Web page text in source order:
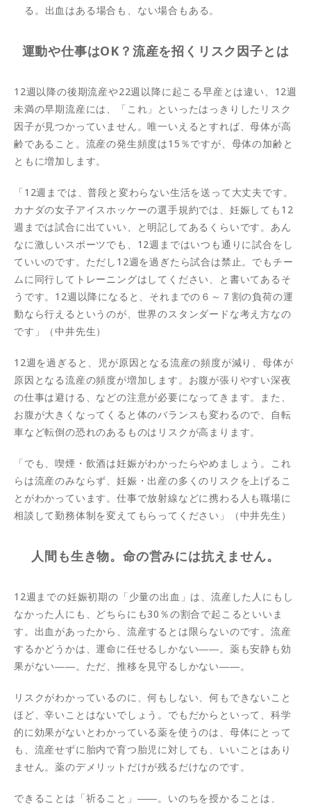
る。出血はある場合も、ない場合もある。
運動や仕事はOK？流産を招くリスク因子とは
12週以降の後期流産や22週以降に起こる早産とは違い、12週
未満の早期流産には、「これ」といったはっきりしたリスク
因子が見つかっていません。唯一いえるとすれば、母体が高
齢であること。流産の発生頻度は15％ですが、母体の加齢と
ともに増加します。
「12週までは、普段と変わらない生活を送って大丈夫です。
カナダの女子アイスホッケーの選手規約では、妊娠しても12
週までは試合に出ていい、と明記してあるくらいです。あん
なに激しいスポーツでも、12週まではいつも通りに試合をし
ていいのです。ただし12週を過ぎたら試合は禁止。でもチー
ムに同行してトレーニングはしてください、と書いてあるそ
うです。12週以降になると、それまでの６～７割の負荷の運
動なら行えるというのが、世界のスタンダードな考え方なの
です」（中井先生）
12週を過ぎると、児が原因となる流産の頻度が減り、母体が
原因となる流産の頻度が増加します。お腹が張りやすい深夜
の仕事は避ける、などの注意が必要になってきます。また、
お腹が大きくなってくると体のバランスも変わるので、自転
車など転倒の恐れのあるものはリスクが高まります。
「でも、喫煙・飲酒は妊娠がわかったらやめましょう。これ
らは流産のみならず、妊娠・出産の多くのリスクを上げるこ
とがわかっています。仕事で放射線などに携わる人も職場に
相談して勤務体制を変えてもらってください」（中井先生）
人間も生き物。命の営みには抗えません。
12週までの妊娠初期の「少量の出血」は、流産した人にもし
なかった人にも、どちらにも30％の割合で起こるといいま
す。出血があったから、流産するとは限らないのです。流産
するかどうかは、運命に任せるしかない――。薬も安静も効
果がない――。ただ、推移を見守るしかない――。
リスクがわかっているのに、何もしない、何もできないこと
ほど、辛いことはないでしょう。でもだからといって、科学
的に効果がないとわかっている薬を使うのは、母体にとって
も、流産せずに胎内で育つ胎児に対しても、いいことはあり
ません。薬のデメリットだけが残るだけなのです。
できることは「祈ること」――。いのちを授かることは、